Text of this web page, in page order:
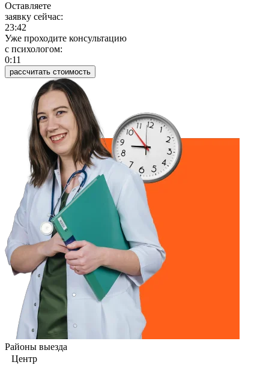
Оставляете
заявку сейчас:
23:42
Уже проходите консультацию
c психологом:
0:11
рассчитать стоимость
Районы выезда
Центр